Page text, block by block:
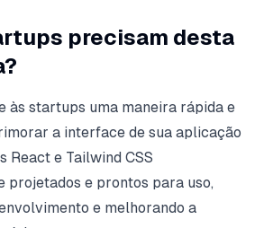
precisam desta
às startups uma maneira rápida e
a interface de sua aplicação
React e Tailwind CSS
projetados e prontos para uso,
e melhorando a